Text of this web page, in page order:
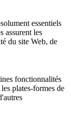
essentiels
assurent les
du site Web, de
fonctionnalités
plates-formes de